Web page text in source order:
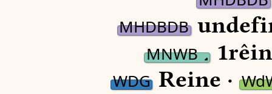
MHDBDB
MNWB
WDGReine ·